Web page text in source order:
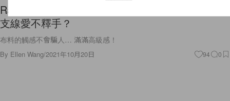
Ralph Lauren Purple Label，為什麼質感控都對這
支線愛不釋手？
布料的觸感不會騙人… 滿滿高級感！
By Ellen Wang/2021年10月20日 94 0